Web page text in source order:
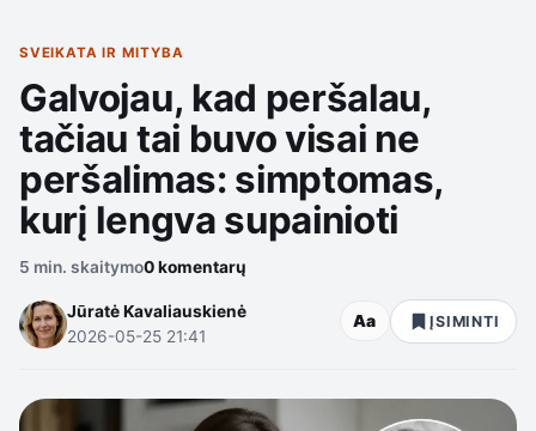
SVEIKATA IR MITYBA
Galvojau, kad peršalau,
tačiau tai buvo visai ne
peršalimas: simptomas,
kurį lengva supainioti
5 min. skaitymo0 komentarų
Jūratė Kavaliauskienė
2026-05-25 21:41
Aa ĮSIMINTI